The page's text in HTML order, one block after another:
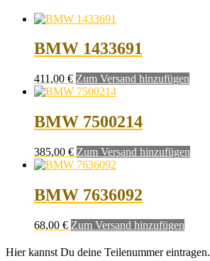
BMW 1433691
411,00 € Zum Versand hinzufügen
BMW 7500214
385,00 € Zum Versand hinzufügen
BMW 7636092
68,00 € Zum Versand hinzufügen
Hier kannst Du deine Teilenummer eintragen.